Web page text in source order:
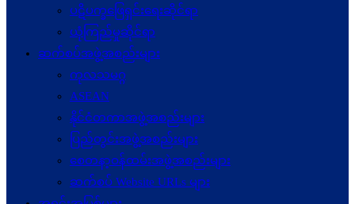
ပဋိပက္ခ‌ဖြေရှင်းရေးဆိုင်ရာ
ယုံကြည်မှုဆိုင်ရာ
ဆက်စပ်အဖွဲ့အစည်းများ
ကုလသမဂ္ဂ
ASEAN
နိုင်ငံတကာအဖွဲ့အစည်းများ
ပြည်တွင်းအဖွဲ့အစည်းများ
စေတနာ့ဝန်ထမ်းအဖွဲ့အစည်းများ
ဆက်စပ် Website URLs များ